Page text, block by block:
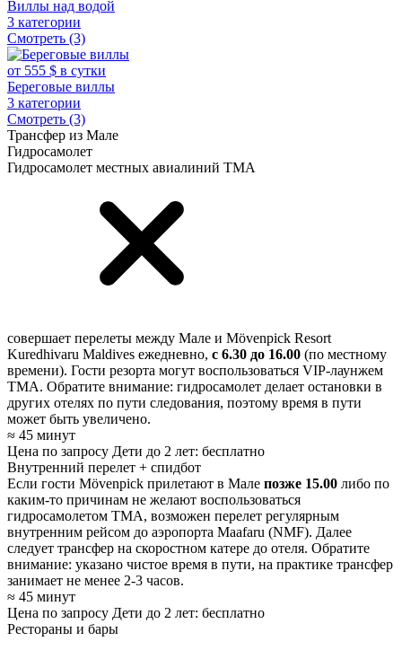
Виллы над водой
3 категории
Смотреть (3)
от 555 $ в сутки
Береговые виллы
3 категории
Смотреть (3)
Трансфер из Мале
Гидросамолет
Гидросамолет местных авиалиний TMA
совершает перелеты между Мале и Mövenpick Resort
Kuredhivaru Maldives ежедневно, с 6.30 до 16.00 (по местному
времени). Гости резорта могут воспользоваться VIP-лаунжем
TMA. Обратите внимание: гидросамолет делает остановки в
других отелях по пути следования, поэтому время в пути
может быть увеличено.
≈ 45 минут
Цена по запросу Дети до 2 лет: бесплатно
Внутренний перелет + спидбот
Если гости Mövenpick прилетают в Мале позже 15.00 либо по
каким-то причинам не желают воспользоваться
гидросамолетом TMA, возможен перелет регулярным
внутренним рейсом до аэропорта Maafaru (NMF). Далее
следует трансфер на скоростном катере до отеля. Обратите
внимание: указано чистое время в пути, на практике трансфер
занимает не менее 2-3 часов.
≈ 45 минут
Цена по запросу Дети до 2 лет: бесплатно
Рестораны и бары